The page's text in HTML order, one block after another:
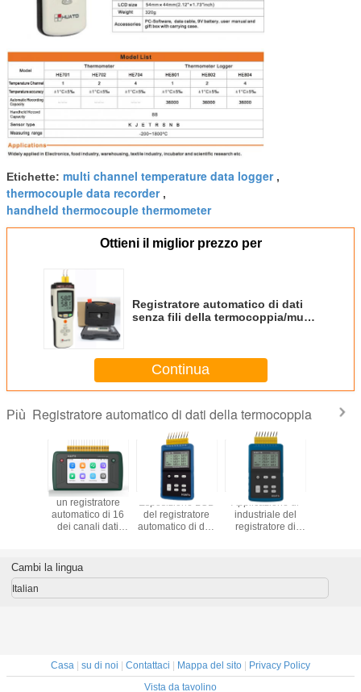
Etichette: multi channel temperature data logger,
thermocouple data recorder,
handheld thermocouple thermometer
Ottieni il miglior prezzo per
Registratore automatico di dati
senza fili della termocoppia/multi
Continua
Più Registratore automatico di dati della termocoppia
un registratore
automatico di 16
dei canali dati
Esposizione LCD
del registratore
automatico di dati
Applicazione di
industriale del
registratore di
Cambi la lingua
Italian
Casa | su di noi | Contattaci | Mappa del sito | Privacy Policy
Vista da tavolino